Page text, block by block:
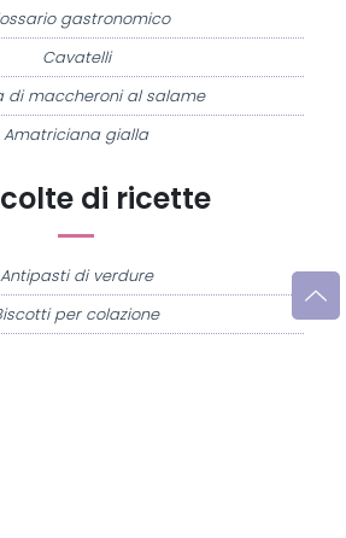
di ricette
Antipasti di verdure
per colazione
gastronomico
Cavatelli
di maccheroni al salame
Amatriciana gialla